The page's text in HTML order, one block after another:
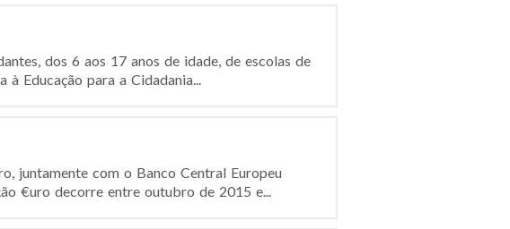
dos 6 aos 17 anos de idade, de escolas de
Educação para a Cidadania...
juntamente com o Banco Central Europeu
€uro decorre entre outubro de 2015 e...